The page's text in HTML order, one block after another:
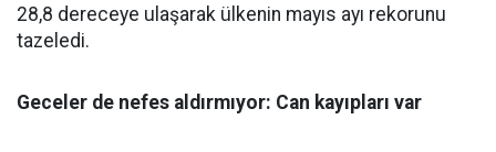
28,8 dereceye ulaşarak ülkenin mayıs ayı rekorunu
tazeledi.
Geceler de nefes aldırmıyor: Can kayıpları var